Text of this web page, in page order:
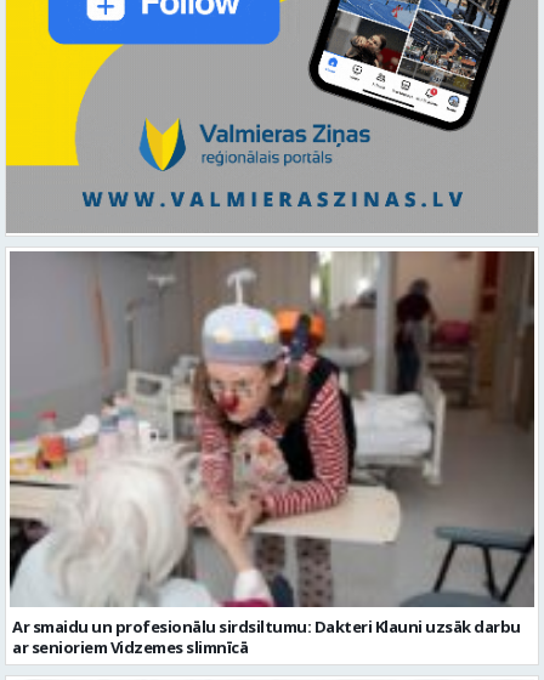
Ar smaidu un profesionālu sirdsiltumu: Dakteri Klauni uzsāk darbu
ar senioriem Vidzemes slimnīcā